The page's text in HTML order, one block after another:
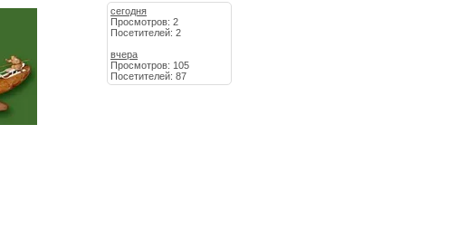
сегодня
Просмотров: 2
Посетителей: 2
вчера
Просмотров: 105
Посетителей: 87